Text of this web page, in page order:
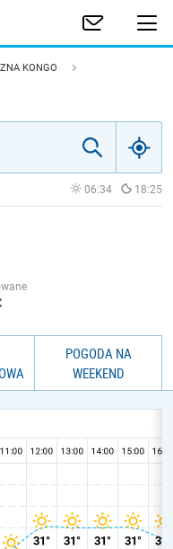
KONGO
06:34 18:25
POGODA NA
WEEKEND